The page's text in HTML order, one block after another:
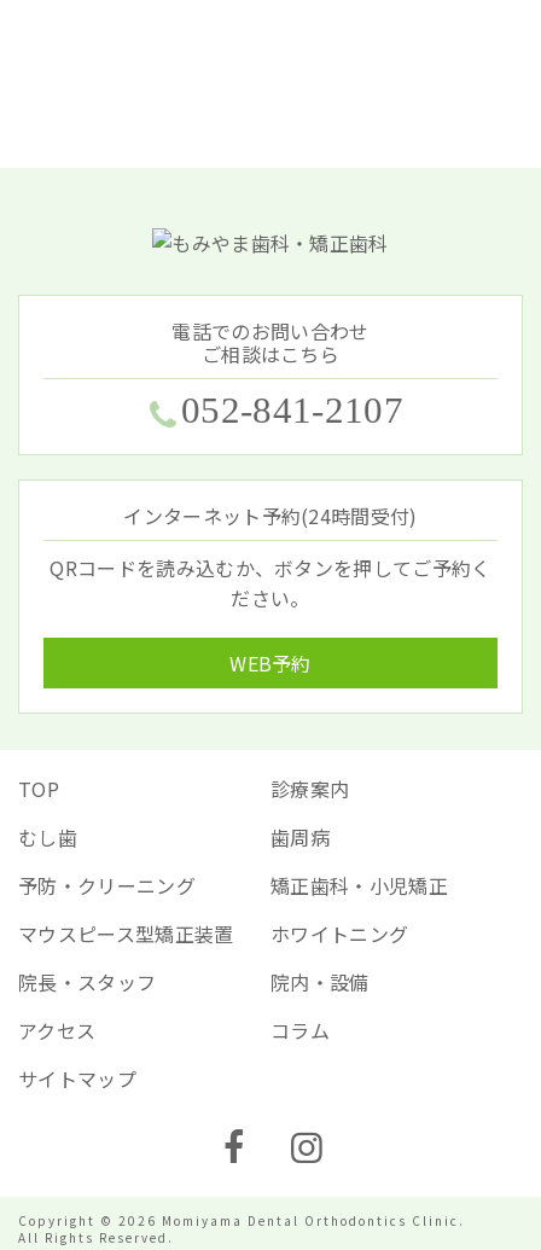
電話でのお問い合わせ
ご相談はこちら
052-841-2107
インターネット予約(24時間受付)
QRコードを読み込むか、ボタンを押してご予約く
ださい。
WEB予約
TOP
診療案内
むし歯
歯周病
予防・クリーニング
矯正歯科・小児矯正
マウスピース型矯正装置
ホワイトニング
院長・スタッフ
院内・設備
アクセス
コラム
サイトマップ
Copyright © 2026 Momiyama Dental Orthodontics Clinic.
All Rights Reserved.